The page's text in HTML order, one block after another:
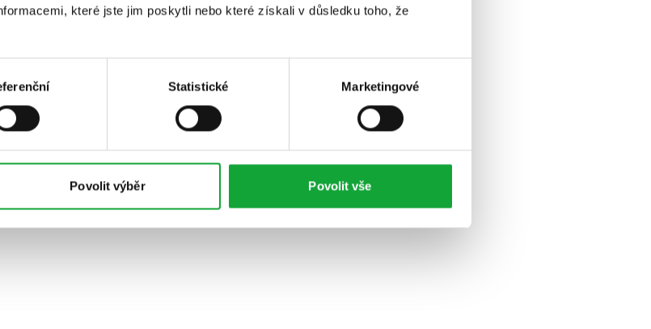
které jste jim poskytli nebo které získali v důsledku toho, že
Statistické Marketingové
Povolit výběr Povolit vše